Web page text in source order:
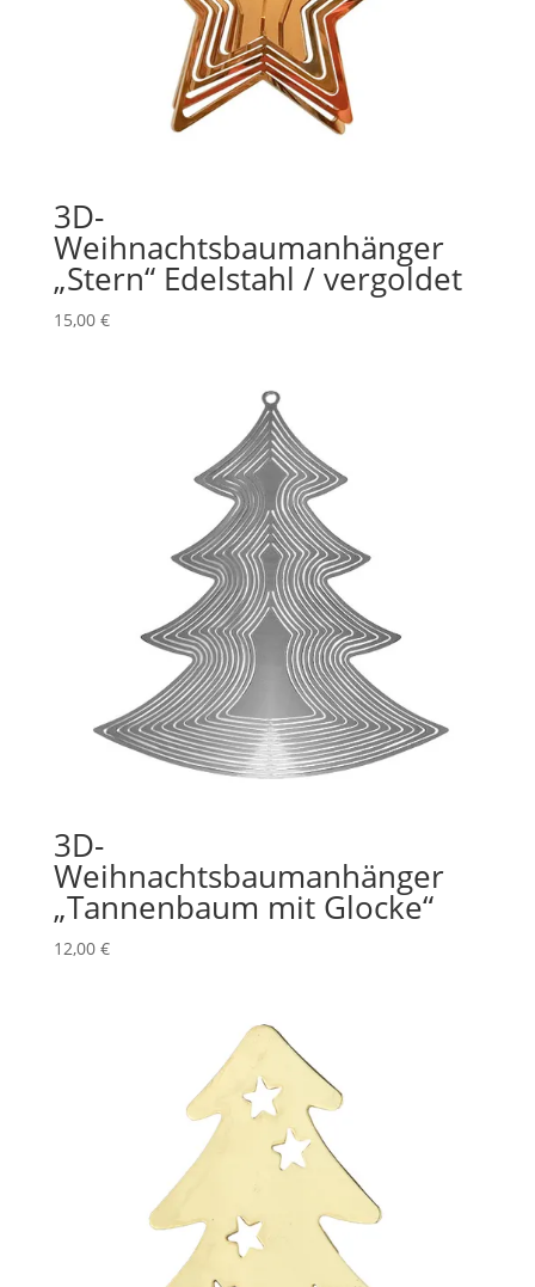
3D-
Weihnachtsbaumanhänger
„Stern“ Edelstahl / vergoldet
15,00 €
3D-
Weihnachtsbaumanhänger
„Tannenbaum mit Glocke“
12,00 €